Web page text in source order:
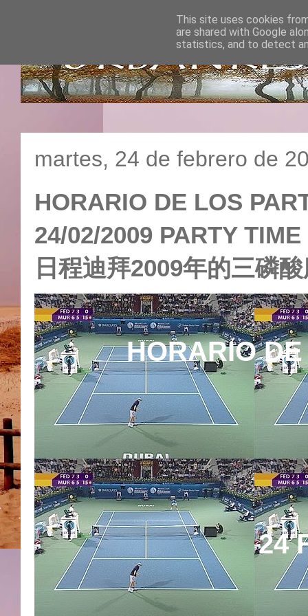
martes, 24 de febrero de
HORARIO DE LOS
24/02/2009 PARTY
日程迪拜2009年的三磷
HORARIO
24
This site uses cookies
are shared with Google
statistics, and to detect